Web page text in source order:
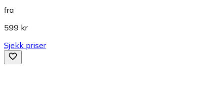
fra
599 kr
Sjekk priser